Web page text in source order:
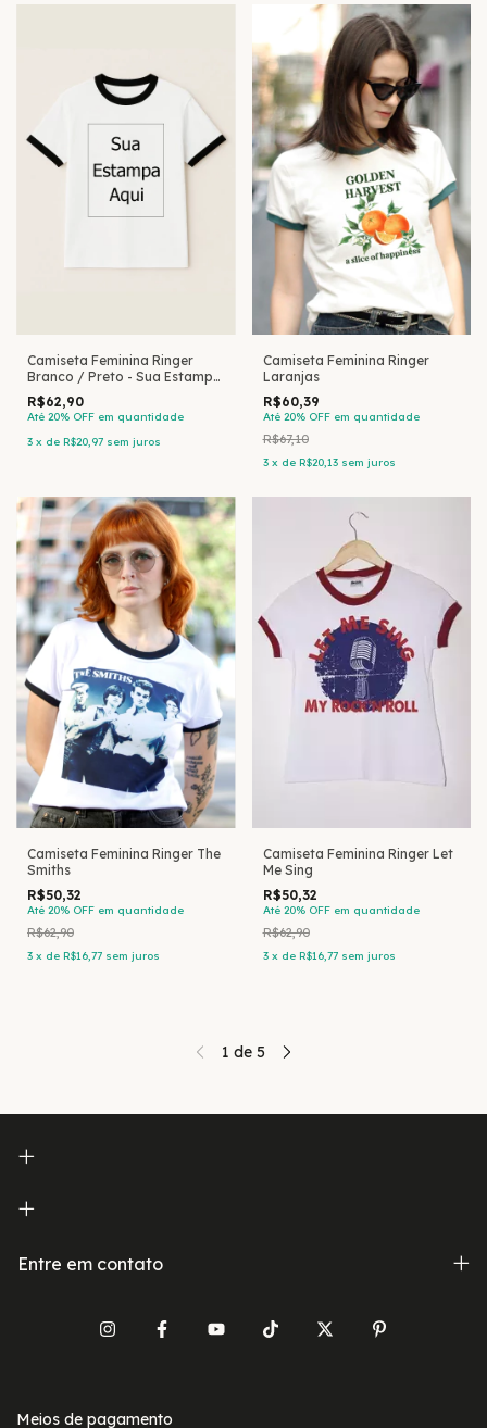
Camiseta Feminina Ringer
Branco / Preto - Sua Estampa
Aqui
R$62,90
Até 20% OFF em quantidade
3 x de R$20,97 sem juros
Camiseta Feminina Ringer
Laranjas
R$60,39
Até 20% OFF em quantidade
R$67,10
3 x de R$20,13 sem juros
Camiseta Feminina Ringer The
Smiths
R$50,32
Até 20% OFF em quantidade
R$62,90
3 x de R$16,77 sem juros
Camiseta Feminina Ringer Let
Me Sing
R$50,32
Até 20% OFF em quantidade
R$62,90
3 x de R$16,77 sem juros
1 de 5
Entre em contato
Meios de pagamento